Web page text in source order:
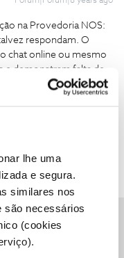
lhe uma
e segura.
similares nos
são necessários
(cookies
na Provedoria NOS:
respondam. O
chat online ou mesmo
e demonstram falta de
para uma empresa:
alguém da NOS ser